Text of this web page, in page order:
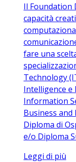
Il Foundation
capacità
fare una
Technology
Intelligence e
Information
Business and
Diploma di
e/o Diploma
Leggi di più